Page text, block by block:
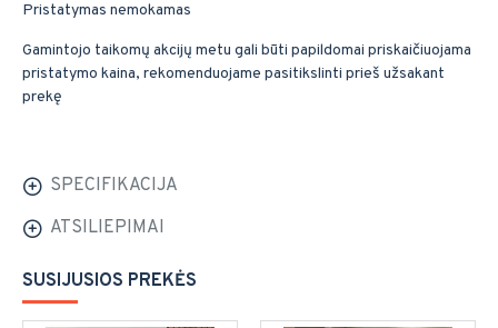
Pristatymas nemokamas
Gamintojo taikomų akcijų metu gali būti papildomai priskaičiuojama
pristatymo kaina, rekomenduojame pasitikslinti prieš užsakant
prekę
SPECIFIKACIJA
ATSILIEPIMAI
SUSIJUSIOS PREKĖS